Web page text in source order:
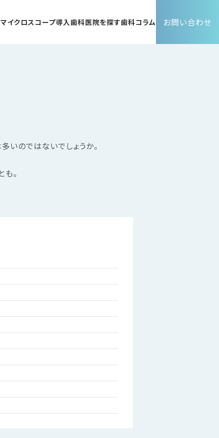
マイクロスコープ導入歯科医院を探す歯科コラム お問い合わせ
いのではないでしょうか。
。